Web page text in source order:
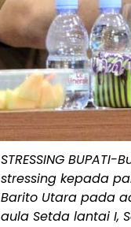
STRESSING
stressing kepada
Barito Utara pada
aula Setda lantai I,